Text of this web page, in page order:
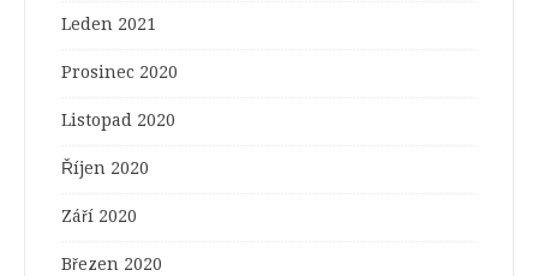
Leden 2021
Prosinec 2020
Listopad 2020
Říjen 2020
Září 2020
Březen 2020